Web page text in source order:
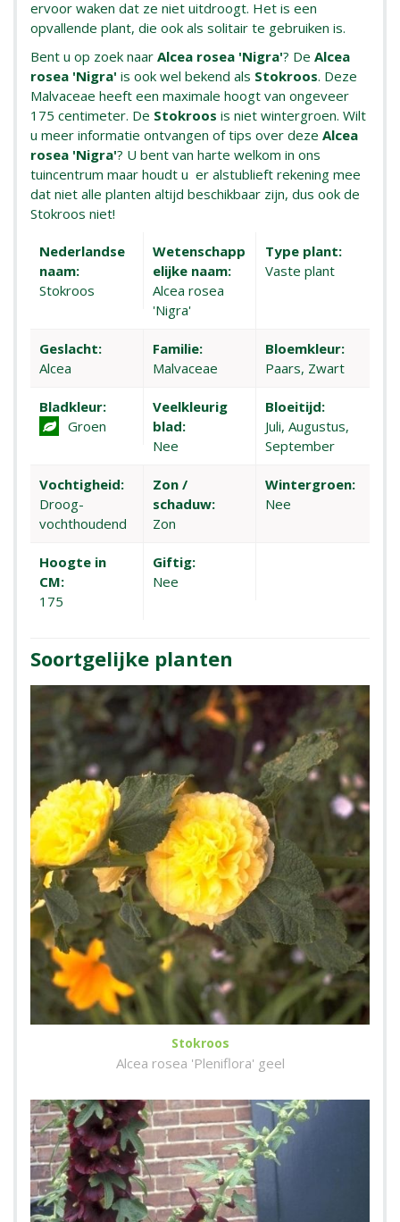
ervoor waken dat ze niet uitdroogt. Het is een
opvallende plant, die ook als solitair te gebruiken is.
Bent u op zoek naar Alcea rosea 'Nigra'? De Alcea
rosea 'Nigra' is ook wel bekend als Stokroos. Deze
Malvaceae heeft een maximale hoogt van ongeveer
175 centimeter. De Stokroos is niet wintergroen. Wilt
u meer informatie ontvangen of tips over deze Alcea
rosea 'Nigra'? U bent van harte welkom in ons
tuincentrum maar houdt u er alstublieft rekening mee
dat niet alle planten altijd beschikbaar zijn, dus ook de
Stokroos niet!
Nederlandse
naam:
Stokroos
Wetenschapp
elijke naam:
Alcea rosea
'Nigra'
Type plant:
Vaste plant
Geslacht:
Alcea
Familie:
Malvaceae
Bloemkleur:
Paars, Zwart
Bladkleur:
Groen
Veelkleurig
blad:
Nee
Bloeitijd:
Juli, Augustus,
September
Vochtigheid:
Droog-
vochthoudend
Zon /
schaduw:
Zon
Wintergroen:
Nee
Hoogte in
CM:
175
Giftig:
Nee
Soortgelijke planten
Stokroos
Alcea rosea 'Pleniflora' geel